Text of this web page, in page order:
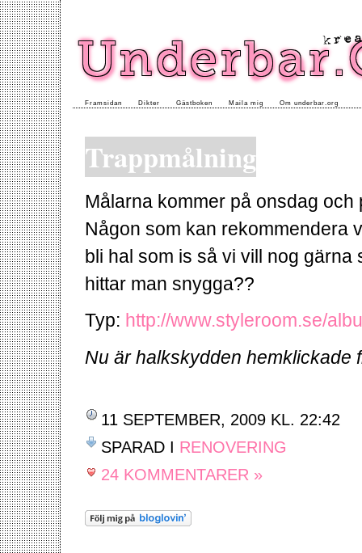
Framsidan Dikter Gästboken Maila mig Om underbar.org
Trappmålning
Målarna kommer på onsdag och
Någon som kan rekommendera
bli hal som is så vi vill nog
hittar man snygga??
Typ: http://www.styleroom.se/
Nu är halkskydden hemklickade
11 SEPTEMBER, 2009 KL. 22:42
SPARAD I RENOVERING
24 KOMMENTARER »